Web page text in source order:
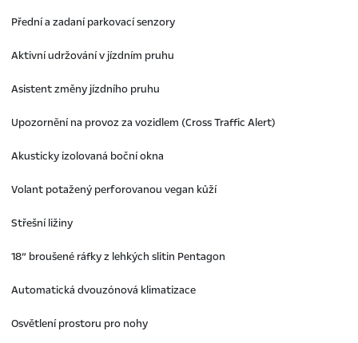
Přední a zadaní parkovací senzory
Aktivní udržování v jízdním pruhu
Asistent změny jízdního pruhu
Upozornění na provoz za vozidlem (Cross Traffic Alert)
Akusticky izolovaná boční okna
Volant potažený perforovanou vegan kůží
Střešní ližiny
18“ broušené ráfky z lehkých slitin Pentagon
Automatická dvouzónová klimatizace
Osvětlení prostoru pro nohy